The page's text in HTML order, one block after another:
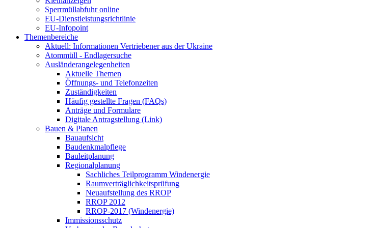
Sperrmüllabfuhr online
EU-Dienstleistungsrichtlinie
EU-Infopoint
Themenbereiche
Aktuell: Informationen Vertriebener aus der Ukraine
Atommüll - Endlagersuche
Ausländerangelegenheiten
Aktuelle Themen
Öffnungs- und Telefonzeiten
Zuständigkeiten
Häufig gestellte Fragen (FAQs)
Anträge und Formulare
Digitale Antragstellung (Link)
Bauen & Planen
Bauaufsicht
Baudenkmalpflege
Bauleitplanung
Regionalplanung
Sachliches Teilprogramm Windenergie
Raumverträglichkeitsprüfung
Neuaufstellung des RROP
RROP 2012
RROP-2017 (Windenergie)
Immissionsschutz